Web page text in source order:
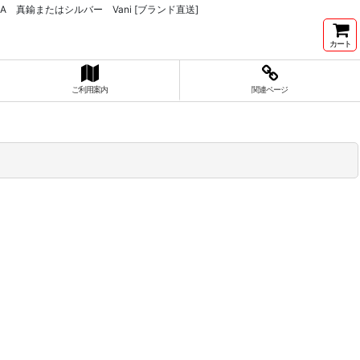
真鍮またはシルバー Vani [ブランド直送]
カート
ご利用案内 関連ページ